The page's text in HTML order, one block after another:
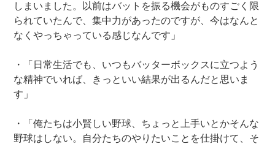
しまいました。以前はバットを振る機会がものすごく限
られていたんで、集中力があったのですが、今はなんと
なくやっちゃっている感じなんです」
・「日常生活でも、いつもバッターボックスに立つよう
な精神でいれば、きっといい結果が出るんだと思いま
す」
・「俺たちは小賢しい野球、ちょっと上手いとかそんな
野球はしない。自分たちのやりたいことを仕掛けて、そ